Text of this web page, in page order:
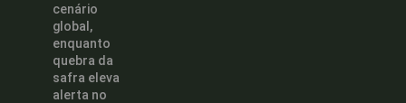
cenário
global,
enquanto
quebra da
safra eleva
alerta no